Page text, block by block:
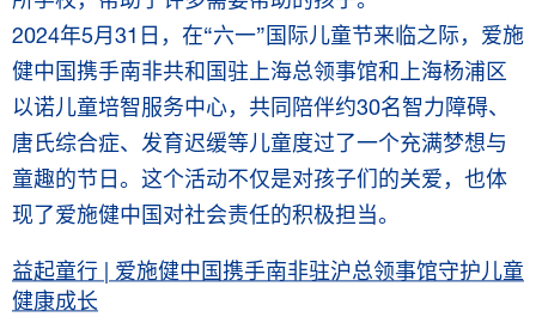
2024年5月31日，在“六一”国际儿童节来临之际，爱施
健中国携手南非共和国驻上海总领事馆和上海杨浦区
以诺儿童培智服务中心，共同陪伴约30名智力障碍、
唐氏综合症、发育迟缓等儿童度过了一个充满梦想与
童趣的节日。这个活动不仅是对孩子们的关爱，也体
现了爱施健中国对社会责任的积极担当。
益起童行 | 爱施健中国携手南非驻沪总领事馆守护儿童
健康成长